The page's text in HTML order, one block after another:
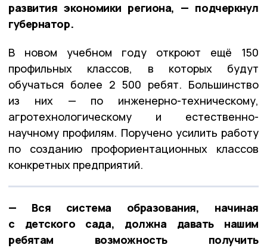
развития экономики региона, — подчеркнул
губернатор.
В новом учебном году откроют ещё 150
профильных классов, в которых будут
обучаться более 2 500 ребят. Большинство
из них — по инженерно-техническому,
агротехнологическому и естественно-
научному профилям. Поручено усилить работу
по созданию профориентационных классов
конкретных предприятий.
— Вся система образования, начиная
с детского сада, должна давать нашим
ребятам возможность получить